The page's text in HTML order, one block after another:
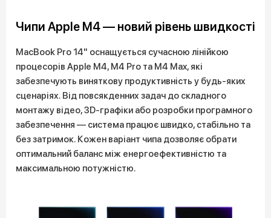
Чипи Apple M4 — новий рівень швидкості
MacBook Pro 14" оснащується сучасною лінійкою
процесорів Apple M4, M4 Pro та M4 Max, які
забезпечують виняткову продуктивність у будь-яких
сценаріях. Від повсякденних задач до складного
монтажу відео, 3D-графіки або розробки програмного
забезпечення — система працює швидко, стабільно та
без затримок. Кожен варіант чипа дозволяє обрати
оптимальний баланс між енергоефективністю та
максимальною потужністю.